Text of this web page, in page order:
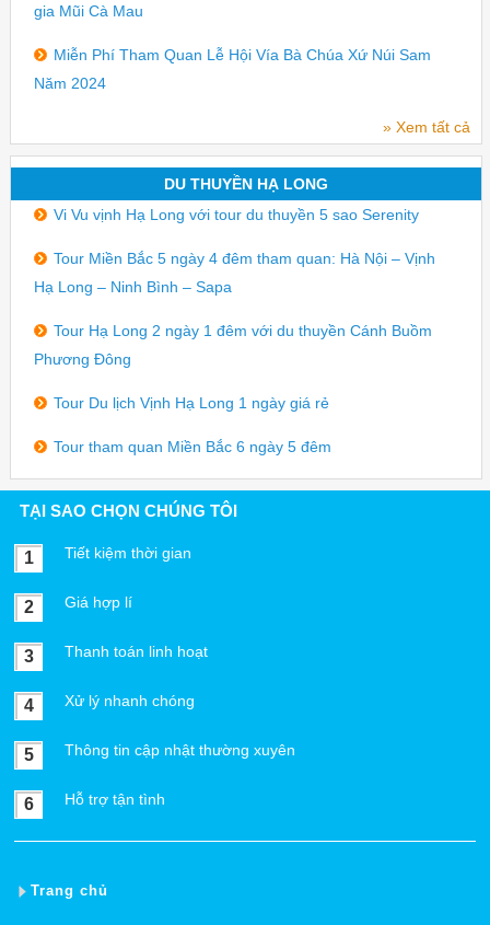
gia Mũi Cà Mau
Miễn Phí Tham Quan Lễ Hội Vía Bà Chúa Xứ Núi Sam
Năm 2024
» Xem tất cả
DU THUYỀN HẠ LONG
Vi Vu vịnh Hạ Long với tour du thuyền 5 sao Serenity
Tour Miền Bắc 5 ngày 4 đêm tham quan: Hà Nội – Vịnh
Hạ Long – Ninh Bình – Sapa
Tour Hạ Long 2 ngày 1 đêm với du thuyền Cánh Buồm
Phương Đông
Tour Du lịch Vịnh Hạ Long 1 ngày giá rẻ
Tour tham quan Miền Bắc 6 ngày 5 đêm
TẠI SAO CHỌN CHÚNG TÔI
1 Tiết kiệm thời gian
2 Giá hợp lí
3 Thanh toán linh hoạt
4 Xử lý nhanh chóng
5 Thông tin cập nhật thường xuyên
6 Hỗ trợ tận tình
Trang chủ